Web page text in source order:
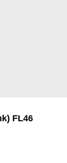
FL46